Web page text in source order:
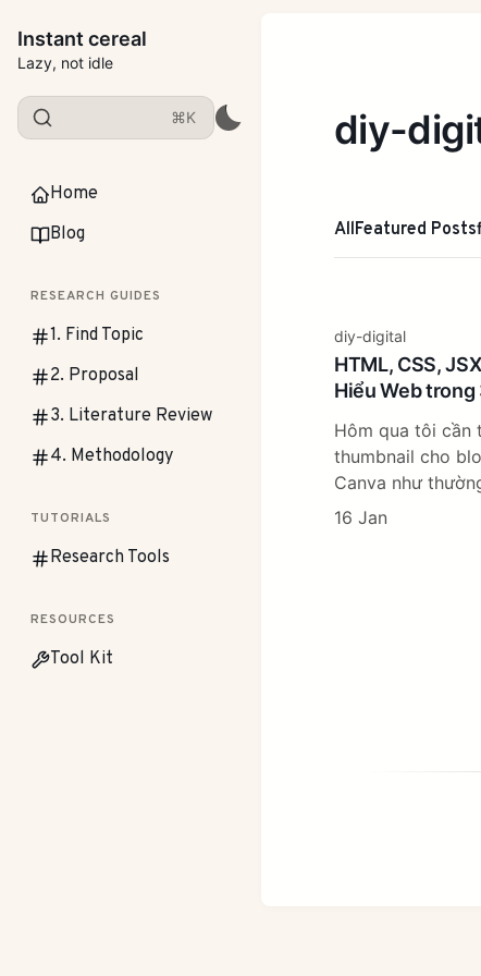
Instant cereal
Lazy, not idle
⌘K
Home
Blog
RESEARCH GUIDES
1. Find Topic
2. Proposal
3. Literature Review
4. Methodology
TUTORIALS
Research Tools
RESOURCES
Tool Kit
diy-
AllFeatured Posts
diy-digital
HTML, CSS,
Hiểu Web
Hôm qua tôi cần
thumbnail cho
Canva như
16 Jan